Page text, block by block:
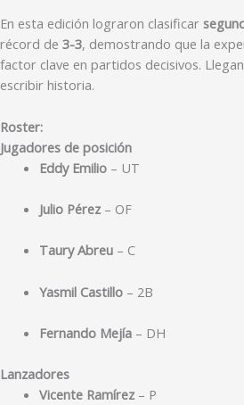
En esta edición lograron clasificar
récord de 3-3, demostrando que la
factor clave en partidos decisivos.
escribir historia.
Roster:
Jugadores de posición
Eddy Emilio– UT
Julio Pérez– OF
Taury Abreu– C
Yasmil Castillo– 2B
Fernando Mejía– DH
Lanzadores
Vicente Ramírez– P